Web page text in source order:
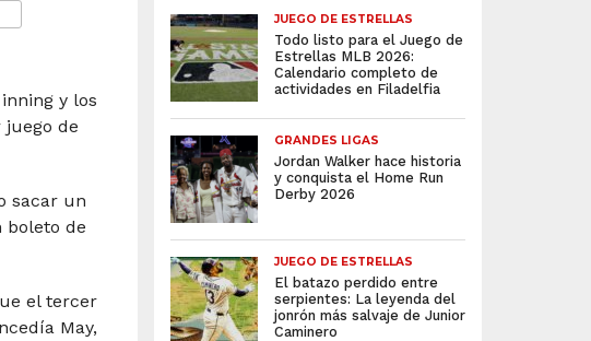
y los
juego de
sacar un
boleto de
el tercer
May,
JUEGO DE ESTRELLAS
Todo listo para el Juego de
Estrellas MLB 2026:
Calendario completo de
actividades en Filadelfia
GRANDES LIGAS
Jordan Walker hace historia
y conquista el Home Run
Derby 2026
JUEGO DE ESTRELLAS
El batazo perdido entre
serpientes: La leyenda del
jonrón más salvaje de Junior
Caminero